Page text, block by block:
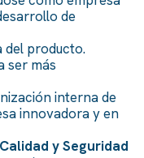
de
del producto.
ser más
interna de
innovadora y en
y Seguridad